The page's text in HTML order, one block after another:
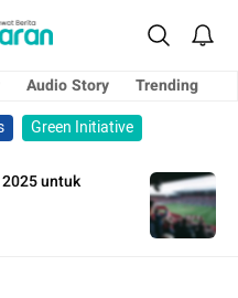
Audio Story
Trending
Green Initiative
untuk